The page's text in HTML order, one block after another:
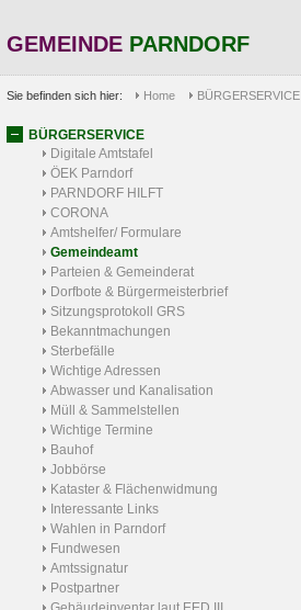
GEMEINDE PARNDORF
Sie befinden sich hier: Home BÜRGERSERVICE
BÜRGERSERVICE
Digitale Amtstafel
ÖEK Parndorf
PARNDORF HILFT
CORONA
Amtshelfer/ Formulare
Gemeindeamt
Parteien & Gemeinderat
Dorfbote & Bürgermeisterbrief
Sitzungsprotokoll GRS
Bekanntmachungen
Sterbefälle
Wichtige Adressen
Abwasser und Kanalisation
Müll & Sammelstellen
Wichtige Termine
Bauhof
Jobbörse
Kataster & Flächenwidmung
Interessante Links
Wahlen in Parndorf
Fundwesen
Amtssignatur
Postpartner